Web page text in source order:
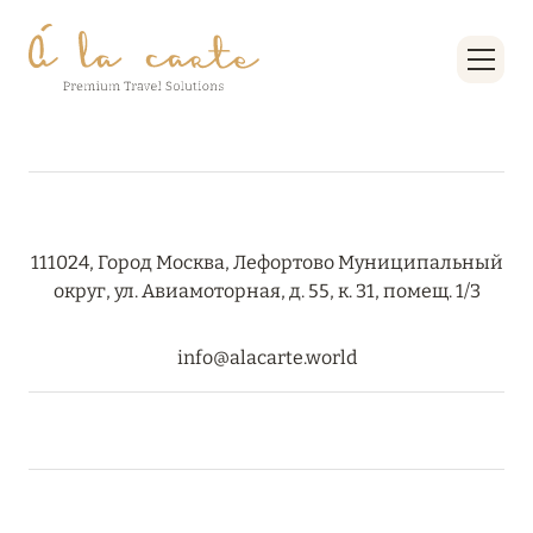
White 1921 Courchevel
Yellowstone Lodge by Alpine Resorts
ПРОВАНС 20
111024, Город Москва, Лефортово Муниципальный
округ, ул. Авиамоторная, д. 55, к. 31, помещ. 1/3
info@alacarte.world